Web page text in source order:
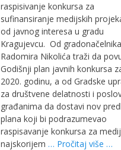
e
d
o
n
raspisivanje konkursa za
sufinansiranje medijskih
od javnog interesa u gradu
Kragujevcu. Od gradonačelnika
Radomira Nikolića traži da
Godišnji plan javnih konkursa
2020. godinu, a od Gradske
za društvene delatnosti i
građanima da dostavi nov
plana koji bi podrazumevao
raspisavanje konkursa za
najskorijem … Pročitaj više …